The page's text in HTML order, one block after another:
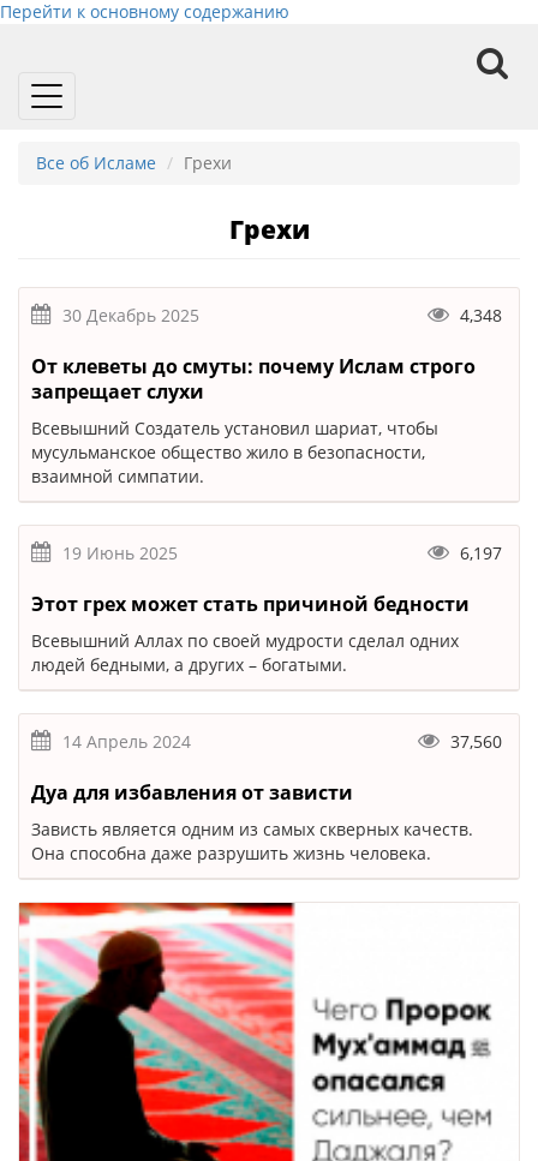
Перейти к основному содержанию
Toggle
Все об Исламе
Грехи
Грехи
30 Декабрь 2025 4,348
От клеветы до смуты: почему Ислам строго
запрещает слухи
Всевышний Создатель установил шариат, чтобы
мусульманское общество жило в безопасности,
взаимной симпатии.
19 Июнь 2025 6,197
Этот грех может стать причиной бедности
Всевышний Аллах по своей мудрости сделал одних
людей бедными, а других – богатыми.
14 Апрель 2024 37,560
Дуа для избавления от зависти
Зависть является одним из самых скверных качеств.
Она способна даже разрушить жизнь человека.